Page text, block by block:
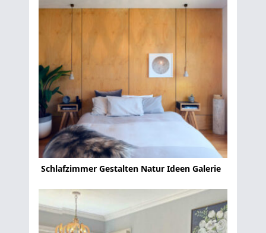
Schlafzimmer Gestalten Natur Ideen Galerie